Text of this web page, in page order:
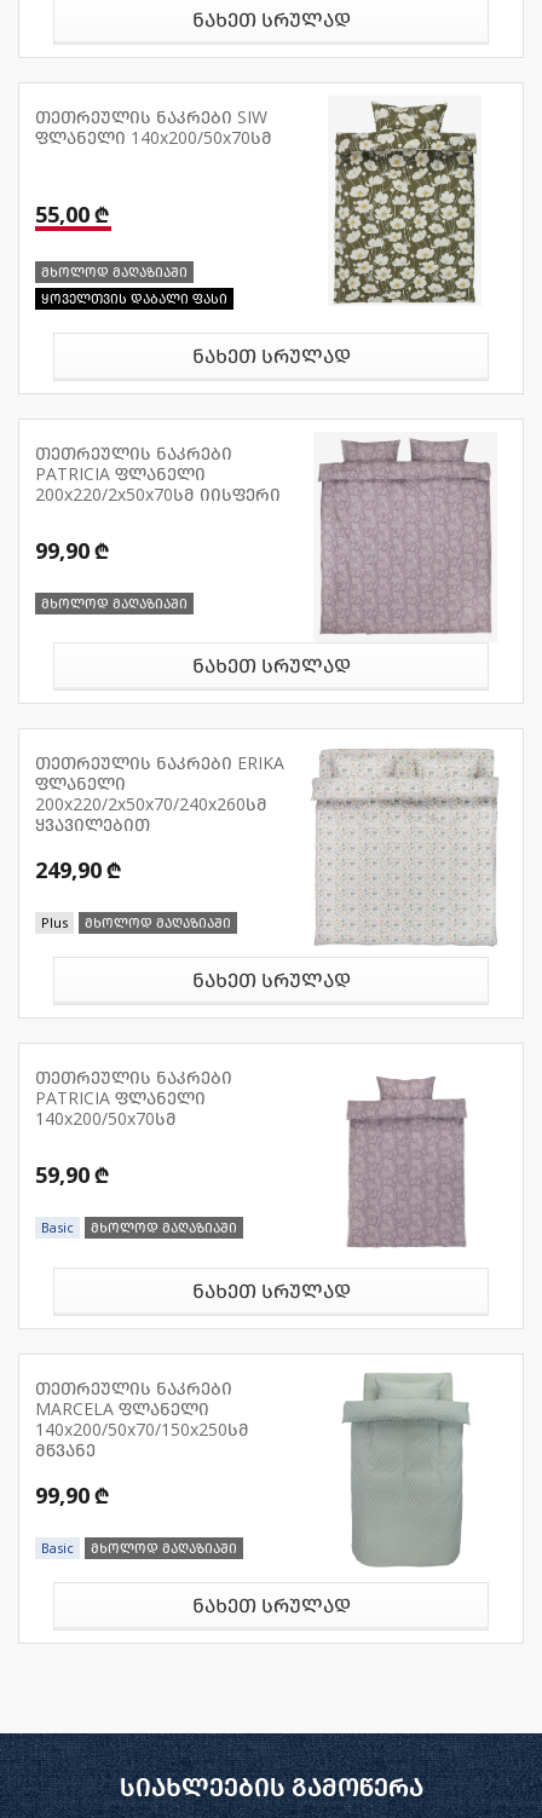
ნახეთ სრულად
თეთრეულის ნაკრები SIW
ფლანელი 140x200/50x70სმ
55,00 ₾
მხოლოდ მაღაზიაში
ყოველთვის დაბალი ფასი
ნახეთ სრულად
თეთრეულის ნაკრები
PATRICIA ფლანელი
200x220/2x50x70სმ იისფერი
99,90 ₾
მხოლოდ მაღაზიაში
ნახეთ სრულად
თეთრეულის ნაკრები ERIKA
ფლანელი
200x220/2x50x70/240x260სმ
ყვავილებით
249,90 ₾
Plus მხოლოდ მაღაზიაში
ნახეთ სრულად
თეთრეულის ნაკრები
PATRICIA ფლანელი
140x200/50x70სმ
59,90 ₾
Basic მხოლოდ მაღაზიაში
ნახეთ სრულად
თეთრეულის ნაკრები
MARCELA ფლანელი
140x200/50x70/150x250სმ
მწვანე
99,90 ₾
Basic მხოლოდ მაღაზიაში
ნახეთ სრულად
სიახლეების გამოწერა